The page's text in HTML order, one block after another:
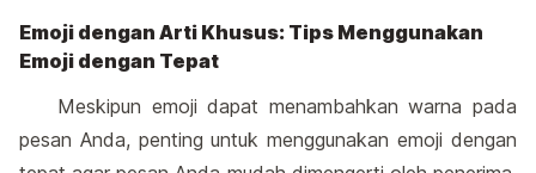
Emoji dengan Arti Khusus: Tips Menggunakan
Emoji dengan Tepat
Meskipun emoji dapat menambahkan warna pada
pesan Anda, penting untuk menggunakan emoji dengan